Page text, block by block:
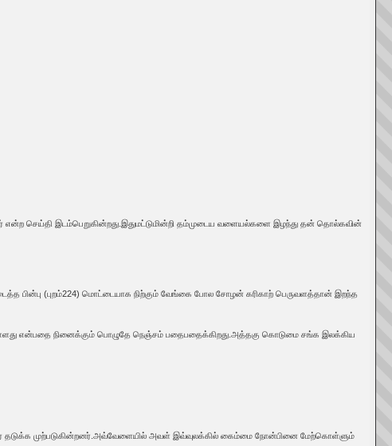
செய்தி இடம்பெறுகின்றது.இதுமட்டுமின்றி தம்முடைய வளையல்களை இழந்து தன் தொல்கவின்
பின்பு (புறம்224) மொட்டையாக நிற்கும் வேங்கை போல சோழன் கரிகாற் பெருவளத்தான் இறந்த
என்பதை நினைக்கும் பொழுதே நெஞ்சம் பதைபதைக்கிறது.அத்தகு கொடுமை சங்க இலக்கிய
முற்படுகின்றனர்.அவ்வேளையில் அவள் இவ்வுலக்கில் கைம்மை நோன்பினை மேற்கொள்ளும்